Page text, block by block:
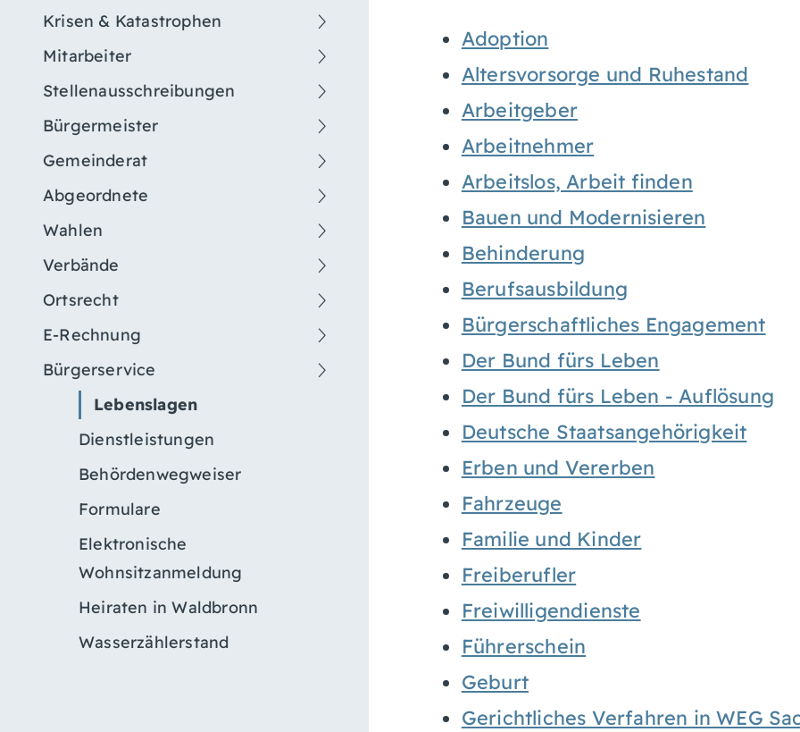
Krisen & Katastrophen
Mitarbeiter
Stellenausschreibungen
Bürgermeister
Gemeinderat
Abgeordnete
Wahlen
Verbände
Ortsrecht
E-Rechnung
Bürgerservice
Lebenslagen
Dienstleistungen
Behördenwegweiser
Formulare
Elektronische
Wohnsitzanmeldung
Heiraten in Waldbronn
Wasserzählerstand
Adoption
Altersvorsorge und Ruhestand
Arbeitgeber
Arbeitnehmer
Arbeitslos, Arbeit finden
Bauen und Modernisieren
Behinderung
Berufsausbildung
Bürgerschaftliches Engagement
Der Bund fürs Leben
Der Bund fürs Leben - Auflösung
Deutsche Staatsangehörigkeit
Erben und Vererben
Fahrzeuge
Familie und Kinder
Freiberufler
Freiwilligendienste
Führerschein
Geburt
Gerichtliches Verfahren in WEG